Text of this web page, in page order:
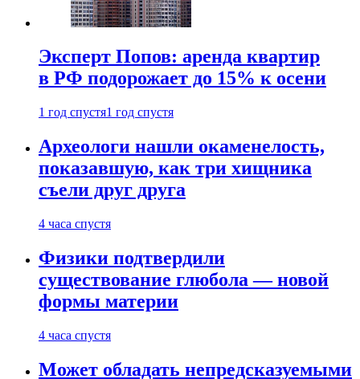
Эксперт Попов: аренда квартир
в РФ подорожает до 15% к осени
1 год спустя1 год спустя
Археологи нашли окаменелость,
показавшую, как три хищника
съели друг друга
4 часа спустя
Физики подтвердили
существование глюбола — новой
формы материи
4 часа спустя
Может обладать непредсказуемыми